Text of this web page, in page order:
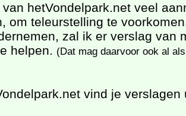
hetVondelpark.net veel
om teleurstelling te
zal ik er verslag van
helpen. (Dat mag daarvoor ook al
vind je